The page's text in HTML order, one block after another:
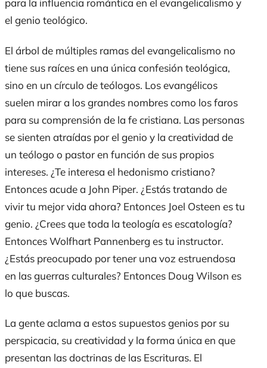
para la influencia romántica en el evangelicalismo y
el genio teológico.
El árbol de múltiples ramas del evangelicalismo no
tiene sus raíces en una única confesión teológica,
sino en un círculo de teólogos. Los evangélicos
suelen mirar a los grandes nombres como los faros
para su comprensión de la fe cristiana. Las personas
se sienten atraídas por el genio y la creatividad de
un teólogo o pastor en función de sus propios
intereses. ¿Te interesa el hedonismo cristiano?
Entonces acude a John Piper. ¿Estás tratando de
vivir tu mejor vida ahora? Entonces Joel Osteen es tu
genio. ¿Crees que toda la teología es escatología?
Entonces Wolfhart Pannenberg es tu instructor.
¿Estás preocupado por tener una voz estruendosa
en las guerras culturales? Entonces Doug Wilson es
lo que buscas.
La gente aclama a estos supuestos genios por su
perspicacia, su creatividad y la forma única en que
presentan las doctrinas de las Escrituras. El